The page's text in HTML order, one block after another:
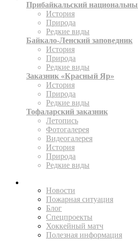
Прибайкальский
История
Природа
Редкие виды
Байкало-Ленский заповедник
История
Природа
Редкие виды
Заказник «Красный Яр»
История
Природа
Редкие виды
Тофаларский заказник
Летопись
Фотогалерея
Видеогалерея
История
Природа
Редкие виды
Новости
Пожарная ситуация
Блог
Спецпроекты
Хоккейный матч
Полезная информация